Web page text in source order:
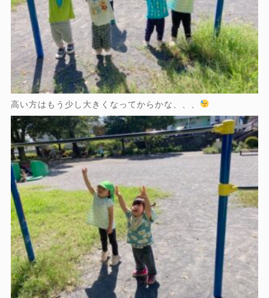
高い方はもう少し大きくなってからかな、、、